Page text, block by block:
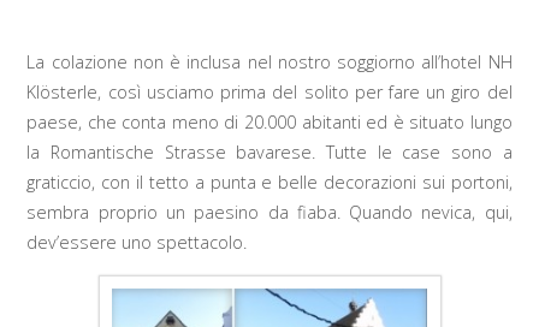
La colazione non è inclusa nel nostro soggiorno all’hotel NH
Klösterle, così usciamo prima del solito per fare un giro del
paese, che conta meno di 20.000 abitanti ed è situato lungo
la Romantische Strasse bavarese. Tutte le case sono a
graticcio, con il tetto a punta e belle decorazioni sui portoni,
sembra proprio un paesino da fiaba. Quando nevica, qui,
dev’essere uno spettacolo.